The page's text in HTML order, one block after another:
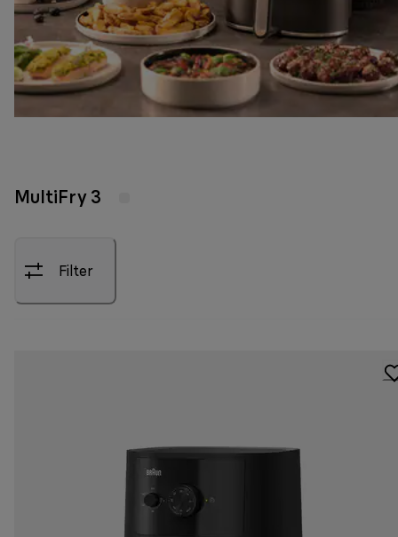
MultiFry 3
Filter